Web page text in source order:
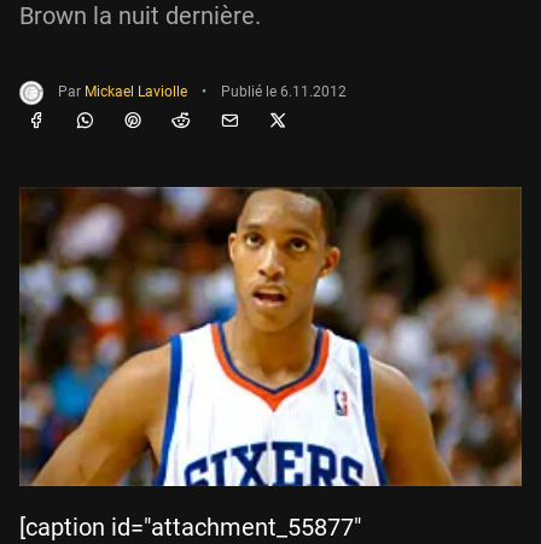
Brown la nuit dernière.
Par Mickael Laviolle • Publié le 6.11.2012
[caption id="attachment_55877"